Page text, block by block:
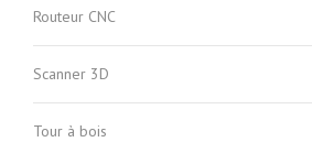
Routeur CNC
Scanner 3D
Tour à bois